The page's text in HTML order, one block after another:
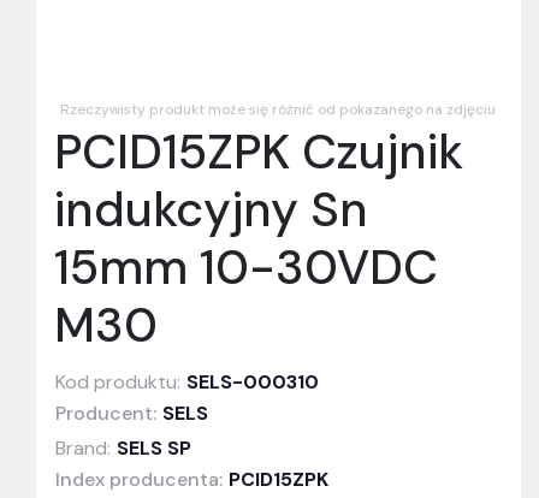
Rzeczywisty produkt może się różnić od pokazanego na zdjęciu
PCID15ZPK Czujnik
indukcyjny Sn
15mm 10-30VDC
M30
Kod produktu: SELS-000310
Producent: SELS
Brand: SELS SP
Index producenta: PCID15ZPK